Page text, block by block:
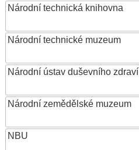
Národní technická knihovna
Národní technické muzeum
Národní ústav duševního zdraví
Národní zemědělské muzeum
NBU